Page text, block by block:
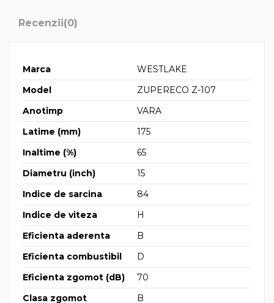
Recenzii(0)
Marca
WESTLAKE
Model
ZUPERECO Z-107
Anotimp
VARA
Latime (mm)
175
Inaltime (%)
65
Diametru (inch)
15
Indice de sarcina
84
Indice de viteza
H
Eficienta aderenta
B
Eficienta combustibil
D
Eficienta zgomot (dB)
70
Clasa zgomot
B